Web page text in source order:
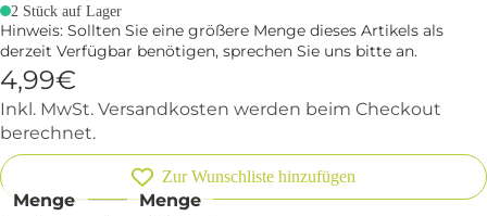
2 Stück auf Lager
Hinweis: Sollten Sie eine größere Menge dieses Artikels als
derzeit Verfügbar benötigen, sprechen Sie uns bitte an.
4,99€
Inkl. MwSt. Versandkosten werden beim Checkout
berechnet.
Zur Wunschliste hinzufügen
Menge
Menge